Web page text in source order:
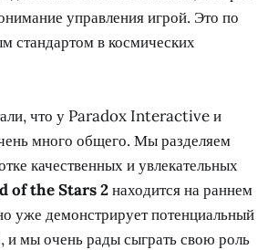
управления игрой. Это по
стандартом в космических
что у Paradox Interactive и
много общего. Мы разделяем
качественных и увлекательных
of the Stars 2находится на раннем
уже демонстрирует потенциальный
мы очень рады сыграть свою роль